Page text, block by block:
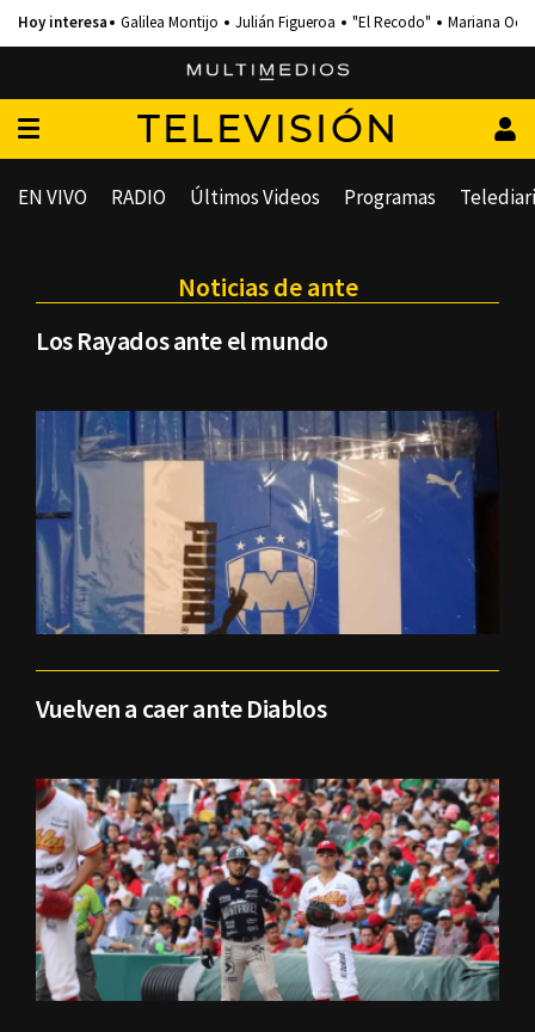
Galilea Montijo Julián Figueroa "El Recodo" Mariana
TELEVISIÓN
EN VIVO RADIO Últimos Videos Programas
Noticias de ante
Los Rayados ante el mundo
Vuelven a caer ante Diablos